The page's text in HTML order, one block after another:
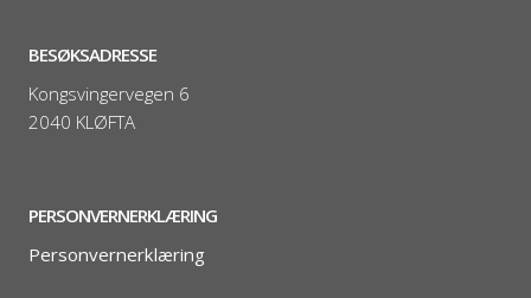
BESØKSADRESSE
Kongsvingervegen 6
2040 KLØFTA
PERSONVERNERKLÆRING
Personvernerklæring